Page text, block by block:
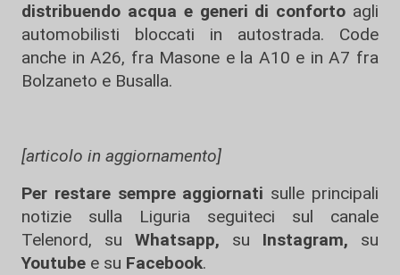
distribuendo acqua e generi di conforto agli
automobilisti bloccati in autostrada. Code
anche in A26, fra Masone e la A10 e in A7 fra
Bolzaneto e Busalla.
[articolo in aggiornamento]
Per restare sempre aggiornati sulle principali
notizie sulla Liguria seguiteci sul canale
Telenord, su
Whatsapp, su Instagram, su
Youtube e su Facebook.